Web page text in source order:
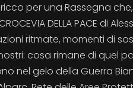
per una Rassegna
CROCEVIA DELLA PACE
ritmate, momenti di
cosa rimane di quel
nel gelo della Guerra